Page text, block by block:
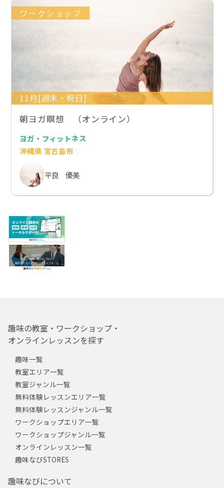
ワークショップ
11月[週末・祝日]
朝ヨガ瞑想 （オンライン）
ヨガ・フィットネス
沖縄県 宮古島市
平良 優美
趣味の教室・ワークショップ・
オンラインレッスンを探す
趣味一覧
教室エリア一覧
教室ジャンル一覧
無料体験レッスンエリア一覧
無料体験レッスンジャンル一覧
ワークショップエリア一覧
ワークショップジャンル一覧
オンラインレッスン一覧
趣味なびSTORES
趣味なびについて